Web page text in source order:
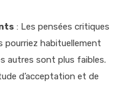
: Les pensées critiques
pourriez habituellement
autres sont plus faibles.
d’acceptation et de